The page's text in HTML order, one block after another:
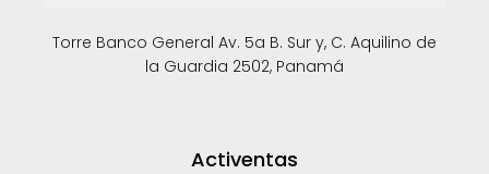
Torre Banco General Av. 5a B. Sur y, C. Aquilino de
la Guardia 2502, Panamá
Activentas